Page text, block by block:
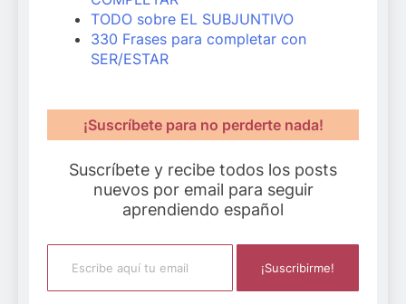
TODO sobre EL SUBJUNTIVO
330 Frases para completar con
SER/ESTAR
¡Suscríbete para no perderte nada!
Suscríbete y recibe todos los posts
nuevos por email para seguir
aprendiendo español
Escribe aquí tu email
¡Suscribirme!